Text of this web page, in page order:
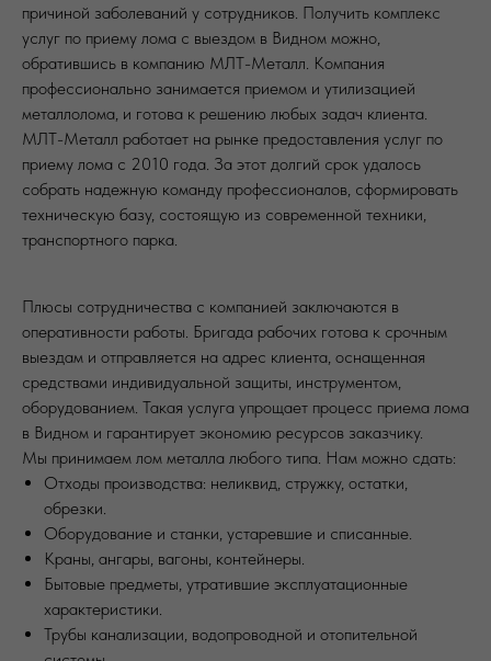
причиной заболеваний у сотрудников. Получить комплекс
услуг по приему лома с выездом в Видном можно,
обратившись в компанию МЛТ-Металл. Компания
профессионально занимается приемом и утилизацией
металлолома, и готова к решению любых задач клиента.
МЛТ-Металл работает на рынке предоставления услуг по
приему лома с 2010 года. За этот долгий срок удалось
собрать надежную команду профессионалов, сформировать
техническую базу, состоящую из современной техники,
транспортного парка.
Плюсы сотрудничества с компанией заключаются в
оперативности работы. Бригада рабочих готова к срочным
выездам и отправляется на адрес клиента, оснащенная
средствами индивидуальной защиты, инструментом,
оборудованием. Такая услуга упрощает процесс приема лома
в Видном и гарантирует экономию ресурсов заказчику.
Мы принимаем лом металла любого типа. Нам можно сдать:
Отходы производства: неликвид, стружку, остатки,
обрезки.
Оборудование и станки, устаревшие и списанные.
Краны, ангары, вагоны, контейнеры.
Бытовые предметы, утратившие эксплуатационные
характеристики.
Трубы канализации, водопроводной и отопительной